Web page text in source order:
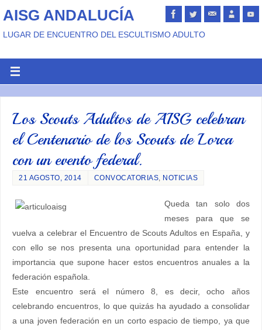
AISG ANDALUCÍA
LUGAR DE ENCUENTRO DEL ESCULTISMO ADULTO
Los Scouts Adultos de AISG celebran
el Centenario de los Scouts de Lorca
con un evento federal.
21 AGOSTO, 2014 CONVOCATORIAS, NOTICIAS
Queda tan solo dos
meses para que se
vuelva a celebrar el Encuentro de Scouts Adultos en España, y
con ello se nos presenta una oportunidad para entender la
importancia que supone hacer estos encuentros anuales a la
federación española.
Este encuentro será el número 8, es decir, ocho años
celebrando encuentros, lo que quizás ha ayudado a consolidar
a una joven federación en un corto espacio de tiempo, ya que